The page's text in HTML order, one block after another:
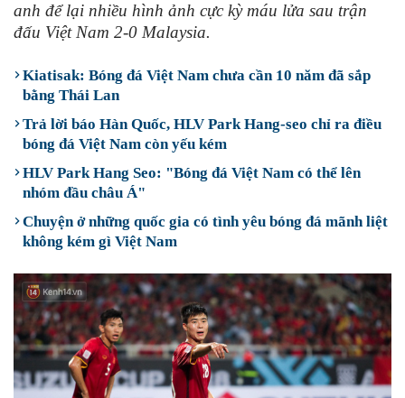
anh để lại nhiều hình ảnh cực kỳ máu lửa sau trận
đấu Việt Nam 2-0 Malaysia.
Kiatisak: Bóng đá Việt Nam chưa cần 10 năm đã sắp
bằng Thái Lan
Trả lời báo Hàn Quốc, HLV Park Hang-seo chỉ ra điều
bóng đá Việt Nam còn yếu kém
HLV Park Hang Seo: "Bóng đá Việt Nam có thể lên
nhóm đầu châu Á"
Chuyện ở những quốc gia có tình yêu bóng đá mãnh liệt
không kém gì Việt Nam